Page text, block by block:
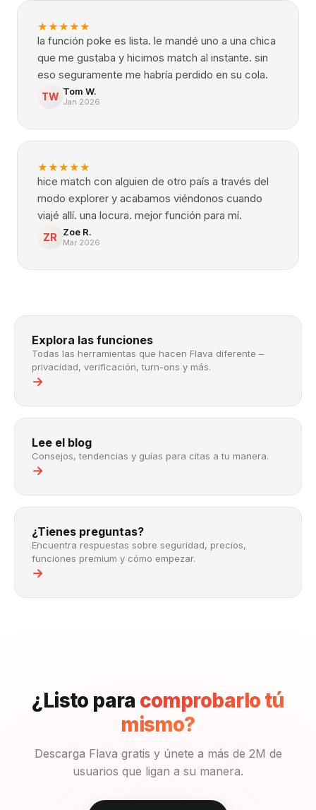
★★★★★
la función poke es lista. le mandé uno a una chica
que me gustaba y hicimos match al instante. sin
eso seguramente me habría perdido en su cola.
TW Tom W.
Jan 2026
★★★★★
hice match con alguien de otro país a través del
modo explorer y acabamos viéndonos cuando
viajé allí. una locura. mejor función para mí.
ZR Zoe R.
Mar 2026
Explora las funciones
Todas las herramientas que hacen Flava diferente –
privacidad, verificación, turn-ons y más.
→
Lee el blog
Consejos, tendencias y guías para citas a tu manera.
→
¿Tienes preguntas?
Encuentra respuestas sobre seguridad, precios,
funciones premium y cómo empezar.
→
¿Listo para comprobarlo tú
mismo?
Descarga Flava gratis y únete a más de 2M de
usuarios que ligan a su manera.